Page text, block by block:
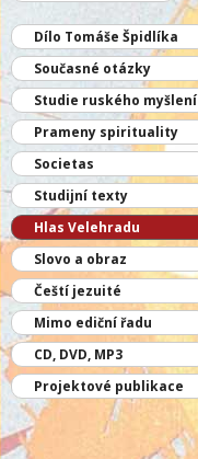
Dílo Tomáše Špidlíka
Současné otázky
Studie ruského myšlení
Prameny spirituality
Societas
Studijní texty
Hlas Velehradu
Slovo a obraz
Čeští jezuité
Mimo ediční řadu
CD, DVD, MP3
Projektové publikace